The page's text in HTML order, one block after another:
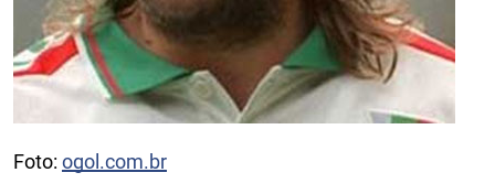
Foto: ogol.com.br